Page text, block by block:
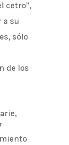
cetro”,
a su
sólo
de los